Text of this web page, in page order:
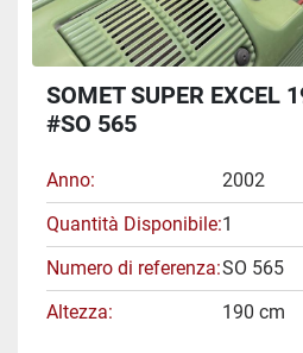
SOMET SUPER EXCEL
#SO 565
Anno
2002
Quantità Disponibile 1
Numero di referenza SO 565
Altezza
190 cm